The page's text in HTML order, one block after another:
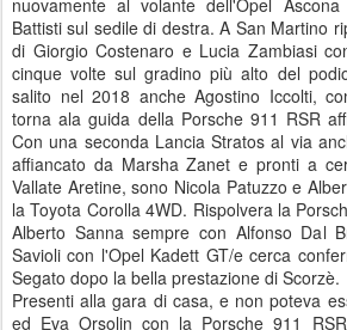
nuovamente al volante dell'Opel
Battisti sul sedile di destra. A San Martino
di Giorgio Costenaro e Lucia Zambiasi
cinque volte sul gradino più alto del
salito nel 2018 anche Agostino Iccolti,
torna ala guida della Porsche 911 RSR
Con una seconda Lancia Stratos al via
affiancato da Marsha Zanet e pronti a
Vallate Aretine, sono Nicola Patuzzo e
la Toyota Corolla 4WD. Rispolvera la
Alberto Sanna sempre con Alfonso Dal
Savioli con l'Opel Kadett GT/e cerca
Segato dopo la bella prestazione di Scorzè.
Presenti alla gara di casa, e non poteva
ed Eva Orsolin con la Porsche 911